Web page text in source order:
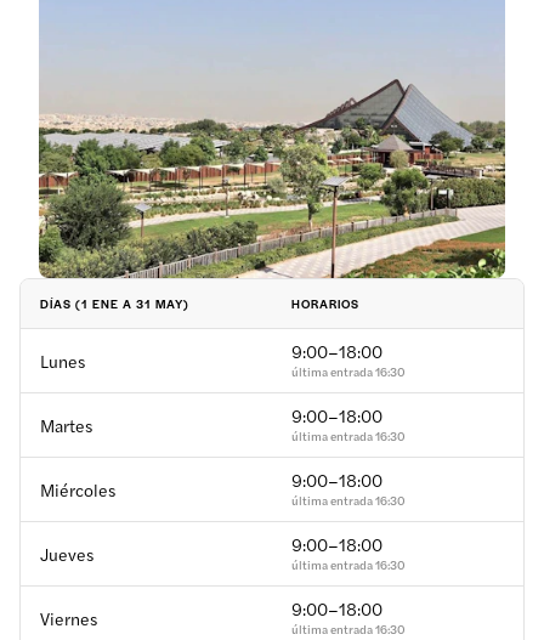
DÍAS (1 ENE A 31 MAY) HORARIOS
Lunes 9:00–18:00
última entrada16:30
Martes 9:00–18:00
última entrada16:30
Miércoles 9:00–18:00
última entrada16:30
Jueves 9:00–18:00
última entrada16:30
Viernes 9:00–18:00
última entrada16:30